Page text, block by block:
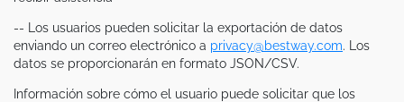
-- Los usuarios pueden solicitar la exportación de datos
enviando un correo electrónico a privacy@bestway.com. Los
datos se proporcionarán en formato JSON/CSV.
Información sobre cómo el usuario puede solicitar que los